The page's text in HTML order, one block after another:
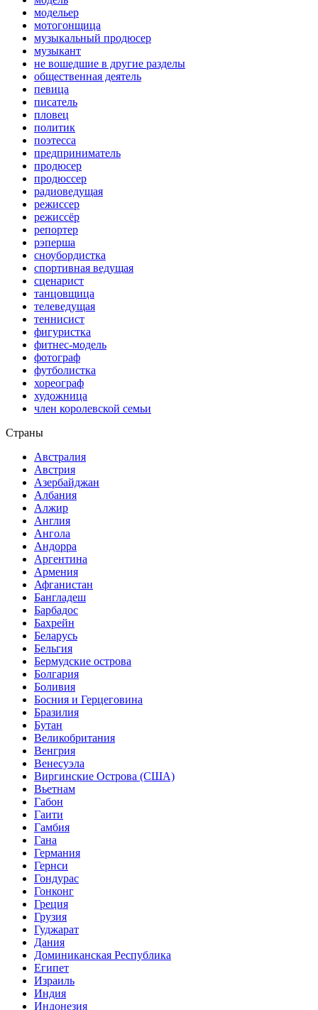
модельер
мотогонщица
музыкальный продюсер
музыкант
не вошедшие в другие разделы
общественная деятель
певица
писатель
пловец
политик
поэтесса
предприниматель
продюсер
продюссер
радиоведущая
режиссер
режиссёр
репортер
рэперша
сноубордистка
спортивная ведущая
сценарист
танцовщица
телеведущая
теннисист
фигуристка
фитнес-модель
фотограф
футболистка
хореограф
художница
член королевской семьи
Страны
Австралия
Австрия
Азербайджан
Албания
Алжир
Англия
Ангола
Андорра
Аргентина
Армения
Афганистан
Бангладеш
Барбадос
Бахрейн
Беларусь
Бельгия
Бермудские острова
Болгария
Боливия
Босния и Герцеговина
Бразилия
Бутан
Великобритания
Венгрия
Венесуэла
Виргинские Острова (США)
Вьетнам
Габон
Гаити
Гамбия
Гана
Германия
Гернси
Гондурас
Гонконг
Греция
Грузия
Гуджарат
Дания
Доминиканская Республика
Египет
Израиль
Индия
Индонезия